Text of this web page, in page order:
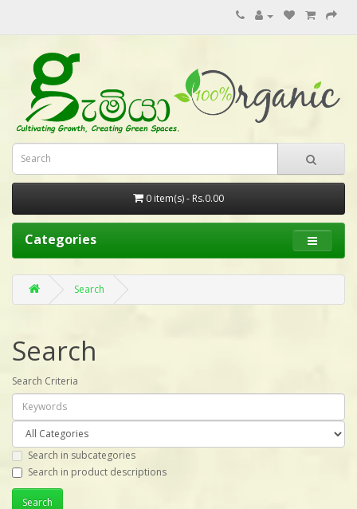
0 item(s) - Rs.0.00
Categories
Search
Search
Search Criteria
Search in subcategories
Search in product descriptions